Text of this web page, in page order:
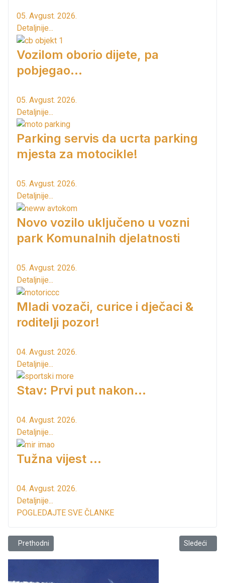
05. Avgust. 2026.
Detaljnije...
Vozilom oborio dijete, pa
pobjegao...
05. Avgust. 2026.
Detaljnije...
Parking servis da ucrta parking
mjesta za motocikle!
05. Avgust. 2026.
Detaljnije...
Novo vozilo uključeno u vozni
park Komunalnih djelatnosti
05. Avgust. 2026.
Detaljnije...
Mladi vozači, curice i dječaci &
roditelji pozor!
04. Avgust. 2026.
Detaljnije...
Stav: Prvi put nakon…
04. Avgust. 2026.
Detaljnije...
Tužna vijest ...
04. Avgust. 2026.
Detaljnije...
POGLEDAJTE SVE ČLANKE
Prethodni članak: Rasni pas završio danas u Azilu
Prethodni Sledeći
Sledeći